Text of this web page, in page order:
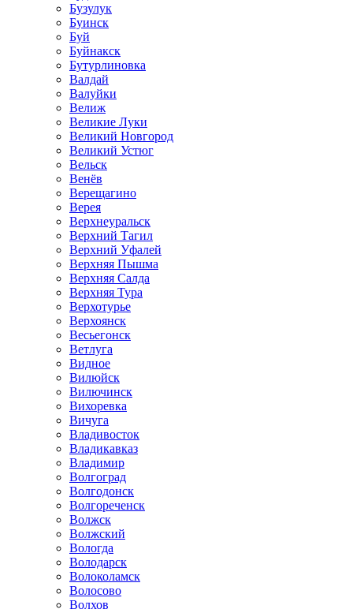
Бузулук
Буинск
Буй
Буйнакск
Бутурлиновка
Валдай
Валуйки
Велиж
Великие Луки
Великий Новгород
Великий Устюг
Вельск
Венёв
Верещагино
Верея
Верхнеуральск
Верхний Тагил
Верхний Уфалей
Верхняя Пышма
Верхняя Салда
Верхняя Тура
Верхотурье
Верхоянск
Весьегонск
Ветлуга
Видное
Вилюйск
Вилючинск
Вихоревка
Вичуга
Владивосток
Владикавказ
Владимир
Волгоград
Волгодонск
Волгореченск
Волжск
Волжский
Вологда
Володарск
Волоколамск
Волосово
Волхов